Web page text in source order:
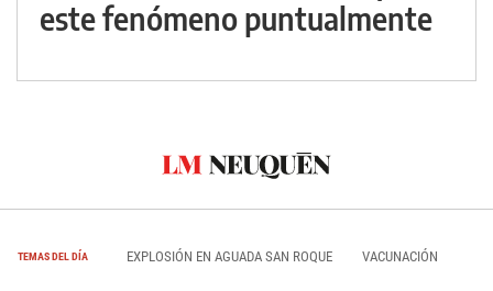
este fenómeno puntualmente
TEMAS DEL DÍA EXPLOSIÓN EN AGUADA SAN ROQUE VACUNACIÓN